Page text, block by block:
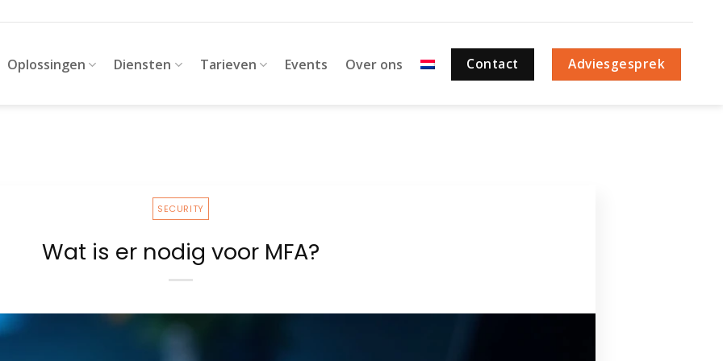
Oplossingen Diensten Tarieven Events Over ons Contact Adviesgesprek
SECURITY
Wat is er nodig voor MFA?